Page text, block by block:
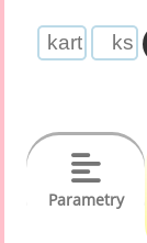
Parametry